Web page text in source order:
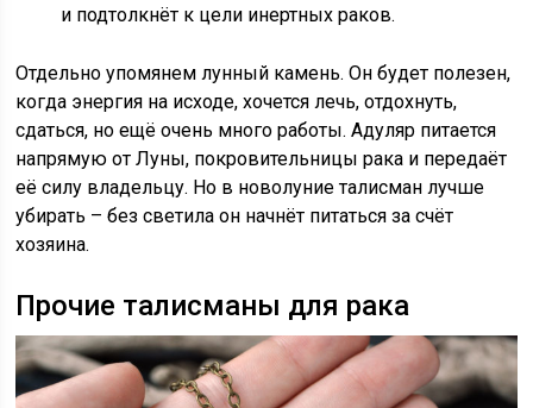
и подтолкнёт к цели инертных раков.
Отдельно упомянем лунный камень. Он будет полезен,
когда энергия на исходе, хочется лечь, отдохнуть,
сдаться, но ещё очень много работы. Адуляр питается
напрямую от Луны, покровительницы рака и передаёт
её силу владельцу. Но в новолуние талисман лучше
убирать – без светила он начнёт питаться за счёт
хозяина.
Прочие талисманы для рака